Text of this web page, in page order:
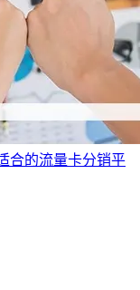
合的流量卡分销平